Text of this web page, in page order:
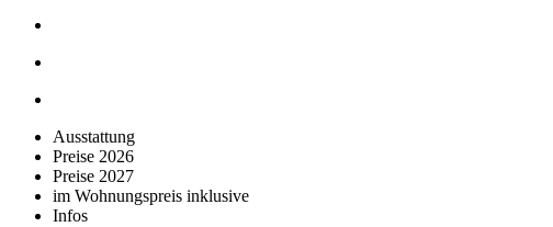
Ausstattung
Preise 2026
Preise 2027
im Wohnungspreis inklusive
Infos